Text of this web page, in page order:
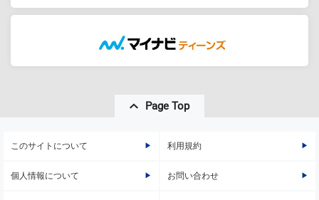
Page Top
このサイトについて 利用規約
個人情報について お問い合わせ